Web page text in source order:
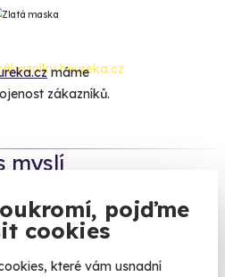
pojďme
cookies
které vám usnadní
máme
zákazníků.
myslí